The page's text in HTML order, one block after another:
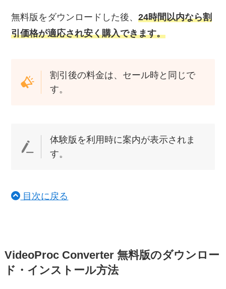
無料版をダウンロードした後、24時間以内なら割
引価格が適応され安く購入できます。
割引後の料金は、セール時と同じで
す。
体験版を利用時に案内が表示されま
す。
目次に戻る
VideoProc Converter 無料版のダウンロー
ド・インストール方法